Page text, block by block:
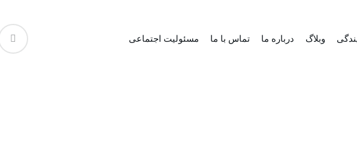
وبلاگ درباره ما تماس با ما مسئولیت اجتماعی